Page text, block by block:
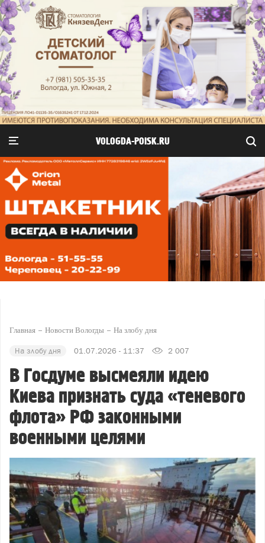
VOLOGDA-POISK.RU
Главная Новости Вологды На злобу дня
На злобу дня 01.07.2026 - 11:37 2 007
В Госдуме высмеяли идею
Киева признать суда «теневого
флота» РФ законными
военными целями